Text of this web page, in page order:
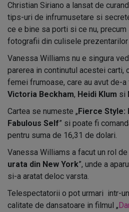
Christian Siriano a lansat de
tips-uri de infrumusetare si
ce e bine sa porti si ce nu,
fotografii din culisele prezentarilor
Vanessa Williams nu e singura
parerea in continutul acestei carti,
femei frumoase, care au avut de-
Victoria Beckham, Heidi Klum si
Cartea se numeste „Fierce Style:
Fabulous Self” si poate fi
pentru suma de 16,31 de dolari.
Vanessa Williams a facut un rol de
urata din New York”, unde a
si-a aratat deloc varsta.
Telespectatorii o pot urmari intr-
calitate de dansatoare in filmul „